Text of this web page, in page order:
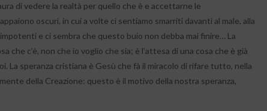
di vedere la realtà per quello che è e accettarne le
oscuri, in cui a volte ci sentiamo smarriti davanti al male, alla
e ci sembra che questo buio non debba mai finire… La
che c’è, non che io voglio che sia; è l’attesa di una cosa che è già
La speranza cristiana è Gesù che fà il miracolo di rifare tutto, nella
della Creazione: questo è il motivo della nostra speranza,